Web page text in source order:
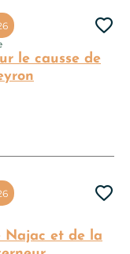
le causse de
d’Aveyron
Najac et de la